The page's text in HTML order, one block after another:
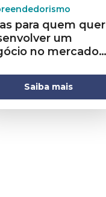
para quem quer
um
no mercado
Saiba mais